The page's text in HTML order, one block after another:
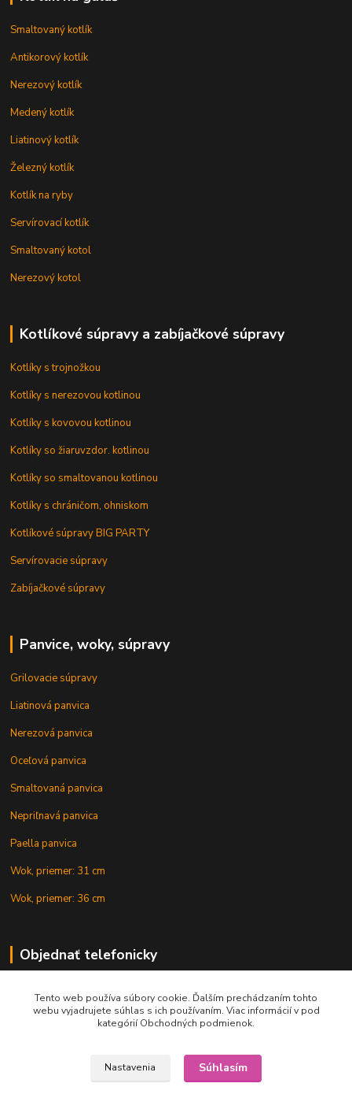
Smaltovaný kotlík
Antikorový kotlík
Nerezový kotlík
Medený kotlík
Liatinový kotlík
Železný kotlík
Kotlík na ryby
Servírovací kotlík
Smaltovaný kotol
Nerezový kotol
Kotlíkové súpravy a zabíjačkové súpravy
Kotlíky s trojnožkou
Kotlíky s nerezovou kotlinou
Kotlíky s kovovou kotlinou
Kotlíky so žiaruvzdor. kotlinou
Kotlíky so smaltovanou kotlinou
Kotlíky s chráničom, ohniskom
Kotlíkové súpravy BIG PARTY
Servírovacie súpravy
Zabíjačkové súpravy
Panvice, woky, súpravy
Grilovacie súpravy
Liatinová panvica
Nerezová panvica
Oceľová panvica
Smaltovaná panvica
Nepriľnavá panvica
Paella panvica
Wok, priemer: 31 cm
Wok, priemer: 36 cm
Objednať telefonicky
+421 902 212 007
Tento web používa súbory cookie. Ďalším prechádzaním tohto
webu vyjadrujete súhlas s ich používaním. Viac informácií v pod
kategórií Obchodných podmienok.
Nastavenia Súhlasím